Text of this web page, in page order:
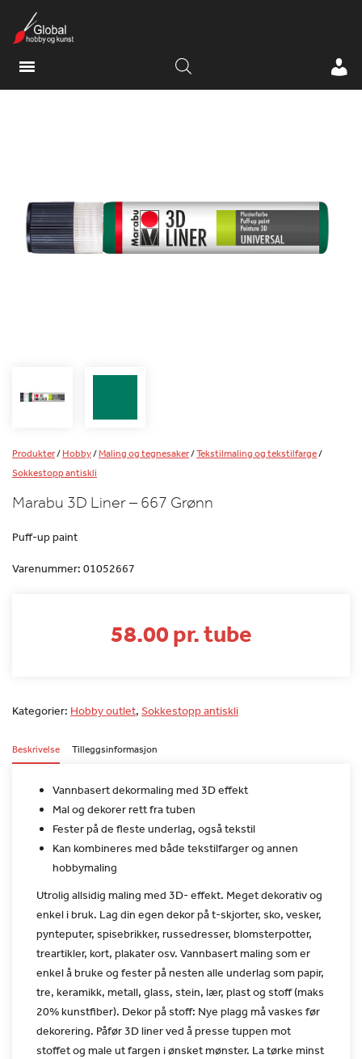
Produkter/Hobby/Maling og tegnesaker/Tekstilmaling og tekstilfarge/
Sokkestopp antiskli
Marabu 3D Liner – 667 Grønn
Puff-up paint
Varenummer: 01052667
58.00 pr. tube
Kategorier: Hobby outlet, Sokkestopp antiskli
Beskrivelse Tilleggsinformasjon
Vannbasert dekormaling med 3D effekt
Mal og dekorer rett fra tuben
Fester på de fleste underlag, også tekstil
Kan kombineres med både tekstilfarger og annen
hobbymaling
Utrolig allsidig maling med 3D- effekt. Meget dekorativ og
enkel ibruk. Lag din egen dekor på t-skjorter, sko, vesker,
pynteputer, spisebrikker, russedresser, blomsterpotter,
treartikler, kort, plakater osv. Vannbasert maling som er
enkel å bruke og fester pånesten alle underlag som papir,
tre, keramikk, metall, glass, stein, lær, plast og stoff (maks
20% kunstfiber). Dekor på stoff: Nye plagg må vaskes før
dekorering. Påfør 3D linerved å presse tuppen mot
stoffet og male ut fargen i ønsket mønster. La tørke minst